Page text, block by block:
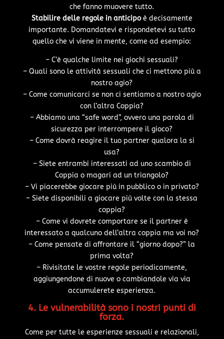
che fanno muovere tutto.
Stabilire delle regole in anticipoè decisamente
importante. Domandatevi e rispondetevi su tutto
quello che vi viene in mente, come ad esempio:
– C’è qualche limite nei giochi sessuali?
– Quali sono le attività sessuali che ci mettono più a
nostro agio?
– Come comunicarci se non ci sentiamo a nostro agio
con l’altra Coppia?
– Abbiamo una “safe word”, ovvero una parola di
sicurezza per interrompere il gioco?
– Come dovrà reagire il tuo partner qualora la si
usa?
– Siete entrambi interessati ad uno scambio di
Coppia o magari ad un triangolo?
– Vi piacerebbe giocare più in pubblico o in privato?
– Siete disponibili a giocare più volte con la stessa
coppia?
– Come vi dovrete comportare se il partner è
interessato a qualcuno dell’altra coppia ma voi no?
– Come pensate di affrontare il “giorno dopo?” la
prima volta?
– Rivisitate le vostre regole periodicamente,
aggiungendone di nuove o cambiandole via via
accumulerete esperienza.
4. Le vulnerabilità sono i nostri punti di
forza.
Come per tutte le esperienze sessuali e relazionali,